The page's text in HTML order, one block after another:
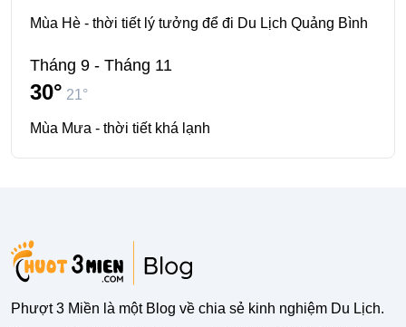
Mùa Hè - thời tiết lý tưởng để đi Du Lịch Quảng Bình
Tháng 9 - Tháng 11
30° 21°
Mùa Mưa - thời tiết khá lạnh
Phượt 3 Miền là một Blog về chia sẻ kinh nghiệm Du Lịch.